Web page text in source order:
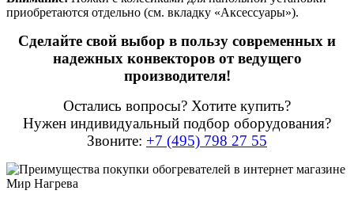
приобретаются отдельно (см. вкладку «Аксессуары»).
Сделайте свой выбор в пользу современных и
надежных конвекторов от ведущего
производителя!
Остались вопросы? Хотите купить?
Нужен индивидуальный подбор оборудования?
Звоните: +7 (495) 798 27 55